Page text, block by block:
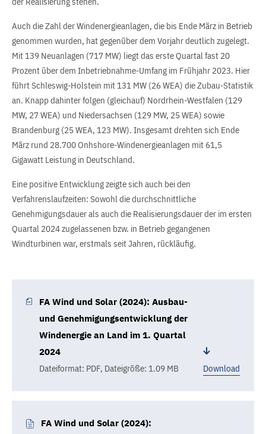
Auch die Zahl der Windenergieanlagen, die bis Ende März in Betrieb
genommen wurden, hat gegenüber dem Vorjahr deutlich zugelegt.
Mit 139 Neuanlagen (717 MW) liegt das erste Quartal fast 20
Prozent über dem Inbetriebnahme-Umfang im Frühjahr 2023. Hier
führt Schleswig-Holstein mit 131 MW (26 WEA) die Zubau-Statistik
an. Knapp dahinter folgen (gleichauf) Nordrhein-Westfalen (129
MW, 27 WEA) und Niedersachsen (129 MW, 25 WEA) sowie
Brandenburg (25 WEA, 123 MW). Insgesamt drehten sich Ende
März rund 28.700 Onhshore-Windenergieanlagen mit 61,5
Gigawatt Leistung in Deutschland.
Eine positive Entwicklung zeigte sich auch bei den
Verfahrenslaufzeiten: Sowohl die durchschnittliche
Genehmigungsdauer als auch die Realisierungsdauer der im ersten
Quartal 2024 zugelassenen bzw. in Betrieb gegangenen
Windturbinen war, erstmals seit Jahren, rückläufig.
FA Wind und Solar (2024): Ausbau-
und Genehmigungsentwicklung der
Windenergie an Land im 1. Quartal
2024
Dateiformat: PDF, Dateigröße: 1.09 MB Download
FA Wind und Solar (2024):